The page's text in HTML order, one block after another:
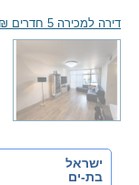
דירה למכירה 5 חדרים 3,650,000₪
ישראל
בת-ים